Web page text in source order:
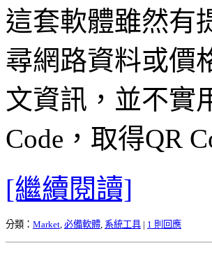
這套軟體雖然有
尋網路資料或價
文資訊，並不實
Code，取得QR
[繼續閱讀]
分類： Market, 必備軟體, 系統工具 | 1 則回應